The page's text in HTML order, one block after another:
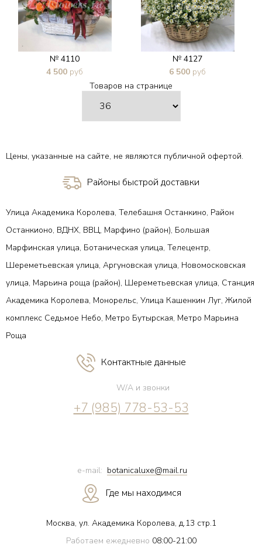
№ 4110
4 500 руб
№ 4127
6 500 руб
В 1 клик
Товаров на странице
Цены, указанные на сайте, не являются публичной офертой.
Районы быстрой доставки
Улица Академика Королева, Телебашня Останкино, Район
Останкионо, ВДНХ, ВВЦ, Марфино (район), Большая
Марфинская улица, Ботаническая улица, Телецентр,
Шереметьевская улица, Аргуновская улица, Новомосковская
улица, Марьина роща (район), Шереметьевская улица, Станция
Академика Королева, Монорельс, Улица Кашенкин Луг, Жилой
комплекс Седьмое Небо, Метро Бутырская, Метро Марьина
Роща
Контактные данные
W/A и звонки
+7 (985) 778-53-53
e-mail: botanicaluxe@mail.ru
Где мы находимся
Москва, ул. Академика Королева, д.13 стр.1
Работаем ежедневно 08:00-21:00